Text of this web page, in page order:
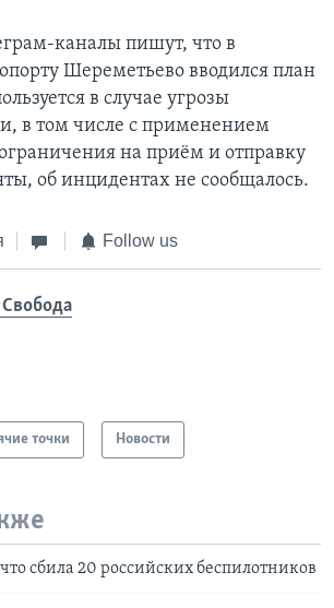
каналы пишут, что в
Шереметьево вводился план
в случае угрозы
в том числе с применением
на приём и отправку
об инцидентах не сообщалось.
Follow us
точки Новости
сбила 20 российских беспилотников